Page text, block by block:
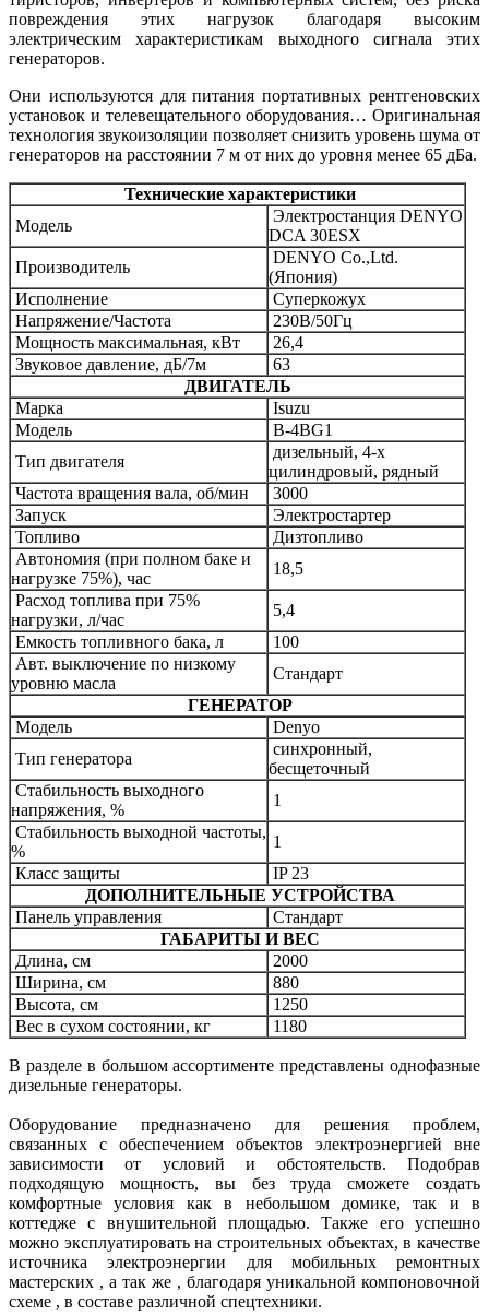
повреждения этих нагрузок благодаря высоким
электрическим характеристикам выходного сигнала этих
генераторов.
Они используются для питания портативных рентгеновских
установок и телевещательного оборудования… Оригинальная
технология звукоизоляции позволяет снизить уровень шума от
генераторов на расстоянии 7 м от них до уровня менее 65 дБа.
Технические характеристики
Модель
Электростанция DENYO
DCA 30ESX
Производитель
DENYO Co.,Ltd.
(Япония)
Исполнение
Суперкожух
Напряжение/Частота
230В/50Гц
Мощность максимальная, кВт
26,4
Звуковое давление, дБ/7м
63
ДВИГАТЕЛЬ
Марка
Isuzu
Модель
B-4BG1
Тип двигателя
дизельный, 4-х
цилиндровый, рядный
Частота вращения вала, об/мин
3000
Запуск
Электростартер
Топливо
Дизтопливо
Автономия (при полном баке и
нагрузке 75%), час
18,5
Расход топлива при 75%
нагрузки, л/час
5,4
Емкость топливного бака, л
100
Авт. выключение по низкому
уровню масла
Стандарт
ГЕНЕРАТОР
Модель
Denyo
Тип генератора
синхронный,
бесщеточный
Стабильность выходного
напряжения, %
1
Стабильность выходной частоты,
%
1
Класс защиты
IP 23
ДОПОЛНИТЕЛЬНЫЕ УСТРОЙСТВА
Панель управления
Стандарт
ГАБАРИТЫ И ВЕС
Длина, см
2000
Ширина, см
880
Высота, см
1250
Вес в сухом состоянии, кг
1180
В разделе в большом ассортименте представлены однофазные
дизельные генераторы.
Оборудование предназначено для решения проблем,
связанных с обеспечением объектов электроэнергией вне
зависимости от условий и обстоятельств. Подобрав
подходящую мощность, вы без труда сможете создать
комфортные условия как в небольшом домике, так и в
коттедже с внушительной площадью. Также его успешно
можно эксплуатировать на строительных объектах, в качестве
источника электроэнергии для мобильных ремонтных
мастерских , а так же , благодаря уникальной компоновочной
схеме , в составе различной спецтехники.